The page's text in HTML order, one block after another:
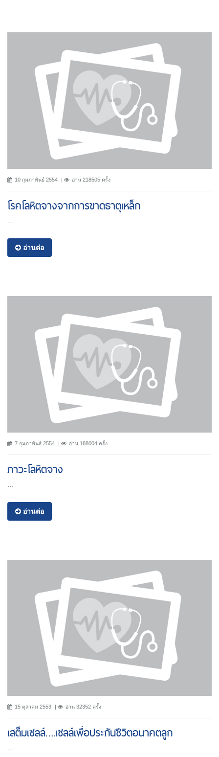
10 กุมภาพันธ์ 2554 อ่าน 218505 ครั้ง
โรคโลหิตจางจากการขาดธาตุเหล็ก
อ่านต่อ
7 กุมภาพันธ์ 2554 อ่าน 188004 ครั้ง
ภาวะโลหิตจาง
อ่านต่อ
15 ตุลาคม 2553 อ่าน 32352 ครั้ง
เสต็มเซลล์….เซลล์เพื่อประกันชีวิตอนาคตลูก
...